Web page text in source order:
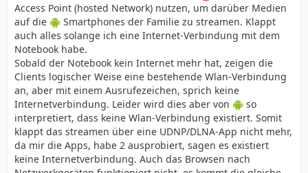
Access Point (hosted Network) nutzen, um darüber Medien
auf die
Smartphones der Familie zu streamen. Klappt
auch alles solange ich eine Internet-Verbindung mit dem
Notebook habe.
Sobald der Notebook kein Internet mehr hat, zeigen die
Clients logischer Weise eine bestehende Wlan-Verbindung
an, aber mit einem Ausrufezeichen, sprich keine
Internetverbindung. Leider wird dies aber von
so
interpretiert, dass keine Wlan-Verbindung existiert. Somit
klappt das streamen über eine UDNP/DLNA-App nicht mehr,
da mir die Apps, habe 2 ausprobiert, sagen es existiert
keine Internetverbindung. Auch das Browsen nach